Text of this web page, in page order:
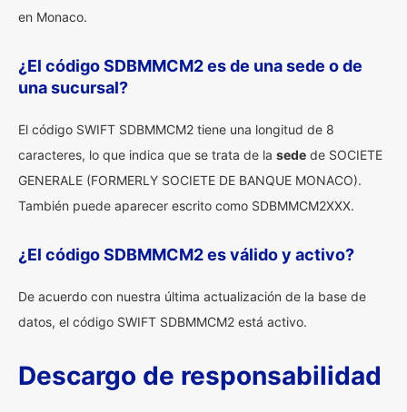
en Monaco.
¿El código SDBMMCM2 es de una sede o de
una sucursal?
El código SWIFT SDBMMCM2 tiene una longitud de 8
caracteres, lo que indica que se trata de la sede de SOCIETE
GENERALE (FORMERLY SOCIETE DE BANQUE MONACO).
También puede aparecer escrito como SDBMMCM2XXX.
¿El código SDBMMCM2 es válido y activo?
De acuerdo con nuestra última actualización de la base de
datos, el código SWIFT SDBMMCM2 está activo.
Descargo de responsabilidad